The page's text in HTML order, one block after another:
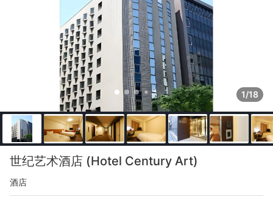
1/18
世纪艺术酒店 (Hotel Century Art)
酒店